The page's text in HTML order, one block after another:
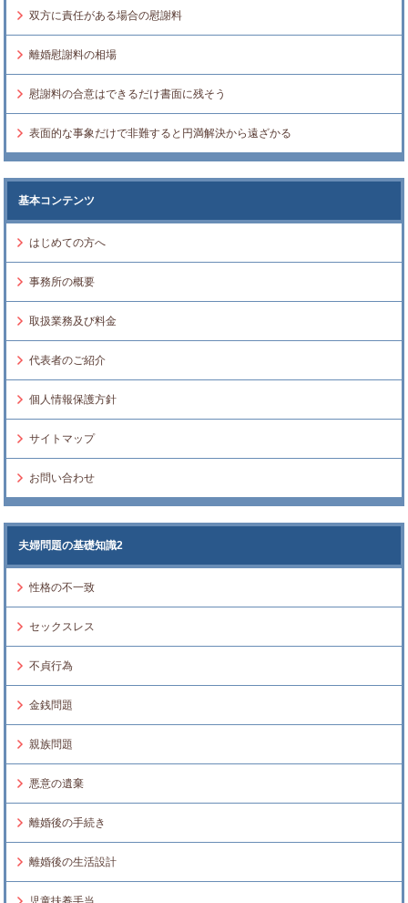
双方に責任がある場合の慰謝料
離婚慰謝料の相場
慰謝料の合意はできるだけ書面に残そう
表面的な事象だけで非難すると円満解決から遠ざかる
基本コンテンツ
はじめての方へ
事務所の概要
取扱業務及び料金
代表者のご紹介
個人情報保護方針
サイトマップ
お問い合わせ
夫婦問題の基礎知識2
性格の不一致
セックスレス
不貞行為
金銭問題
親族問題
悪意の遺棄
離婚後の手続き
離婚後の生活設計